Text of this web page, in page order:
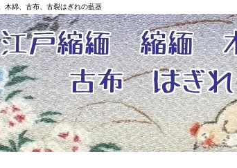
木綿、古布、古裂はぎれの藍器